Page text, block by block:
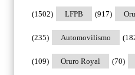
LFPB
(1502) (917)
Automovilismo
(235)
Oruro Royal
(109) (70)